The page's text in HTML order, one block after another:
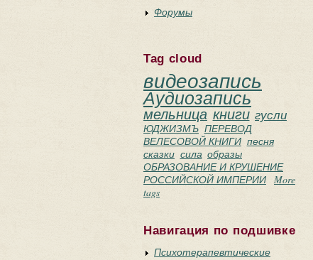
Форумы
Tag cloud
видеозапись
Аудиозапись
мельница книги гусли
ЮДЖИЗМЪ ПЕРЕВОД
ВЕЛЕСОВОЙ КНИГИ песня
сказки сила образы
ОБРАЗОВАНИЕ И КРУШЕНИЕ
РОССИЙСКОЙ ИМПЕРИИ More
tags
Навигация по подшивке
Психотерапевтические